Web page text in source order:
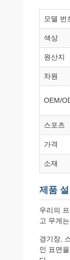
모델 번
색상
원산지
차원
OEM/
스포츠
가격
소재
제품
우리의
고 무게
경기장,
인 표면